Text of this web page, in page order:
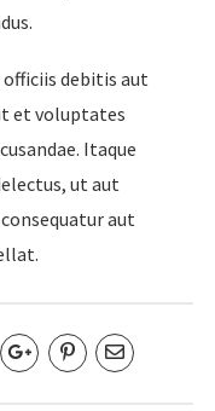
debitis aut
et voluptates
Itaque
ut aut
aut